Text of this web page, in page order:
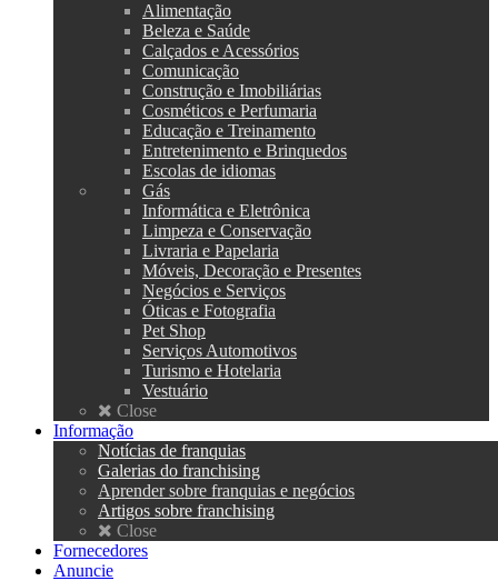
Alimentação
Beleza e Saúde
Calçados e Acessórios
Comunicação
Construção e Imobiliárias
Cosméticos e Perfumaria
Educação e Treinamento
Entretenimento e Brinquedos
Escolas de idiomas
Gás
Informática e Eletrônica
Limpeza e Conservação
Livraria e Papelaria
Móveis, Decoração e Presentes
Negócios e Serviços
Óticas e Fotografia
Pet Shop
Serviços Automotivos
Turismo e Hotelaria
Vestuário
Close
Informação
Notícias de franquias
Galerias do franchising
Aprender sobre franquias e negócios
Artigos sobre franchising
Close
Fornecedores
Anuncie